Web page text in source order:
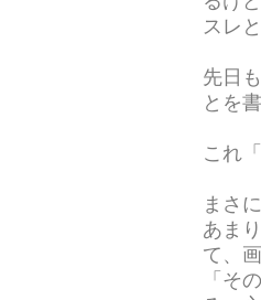
スレ
先日
とを
これ
まさ
あま
て、
「そ